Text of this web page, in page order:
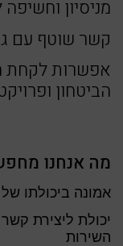
מניסיון
קשר שוטף עם
אפשרות לקחת
הביטחון
מה אנחנו
אמונה ביכולתו
יכולת ליצירת
השירות